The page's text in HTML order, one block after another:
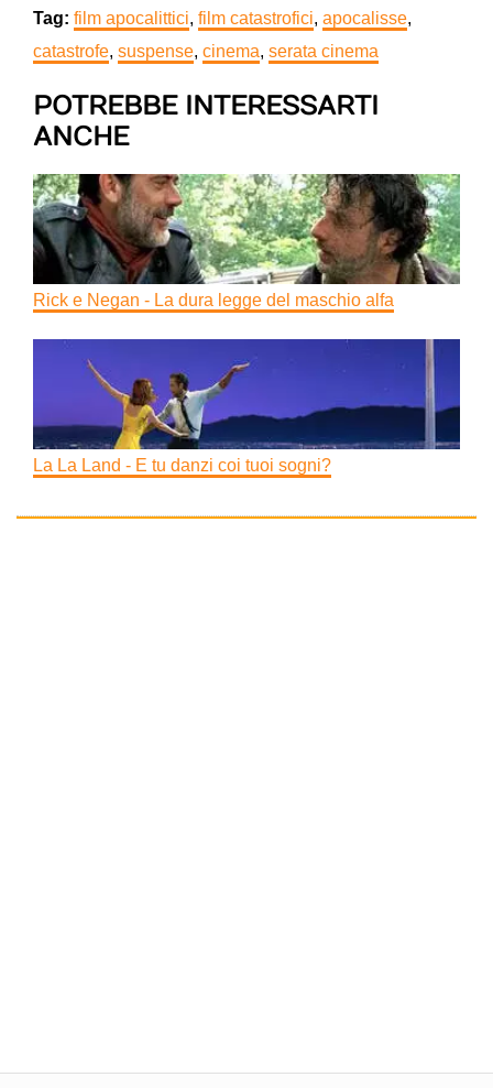
Tag: film apocalittici, film catastrofici, apocalisse,
catastrofe, suspense, cinema, serata cinema
POTREBBE INTERESSARTI
ANCHE
Rick e Negan - La dura legge del maschio alfa
La La Land - E tu danzi coi tuoi sogni?